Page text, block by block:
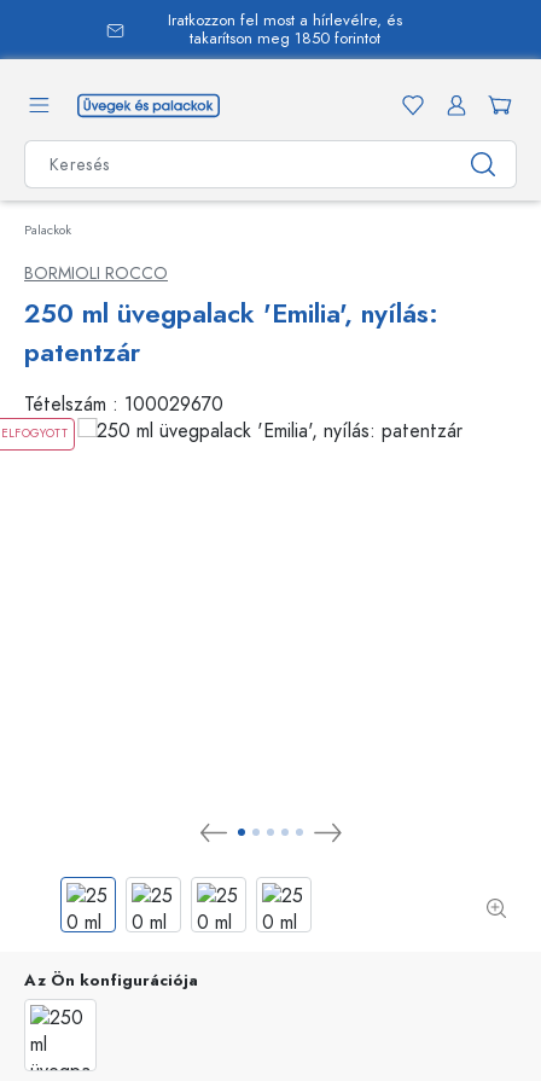
Iratkozzon fel most a hírlevélre, és
takarítson meg 1850 forintot
Palackok
BORMIOLI ROCCO
250 ml üvegpalack 'Emilia', nyílás:
patentzár
Tételszám : 100029670
ELFOGYOTT
Az Ön konfigurációja